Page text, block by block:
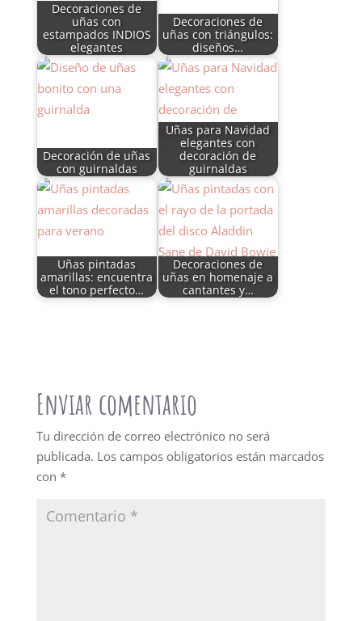
Decoraciones de
uñas con
estampados INDIOS
elegantes
Decoraciones de
uñas con triángulos:
diseños…
Decoración de uñas
con guirnaldas
Uñas para Navidad
elegantes con
decoración de
guirnaldas
Uñas pintadas
amarillas: encuentra
el tono perfecto…
Decoraciones de
uñas en homenaje a
cantantes y…
Enviar comentario
Tu dirección de correo electrónico no será
publicada. Los campos obligatorios están marcados
con *